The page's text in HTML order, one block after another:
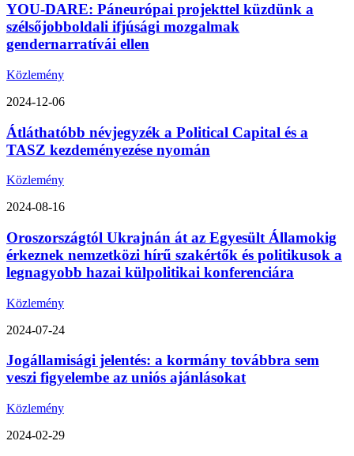
YOU-DARE: Páneurópai projekttel küzdünk a
szélsőjobboldali ifjúsági mozgalmak
gendernarratívái ellen
Közlemény
2024-12-06
Átláthatóbb névjegyzék a Political Capital és a
TASZ kezdeményezése nyomán
Közlemény
2024-08-16
Oroszországtól Ukrajnán át az Egyesült Államokig
érkeznek nemzetközi hírű szakértők és politikusok a
legnagyobb hazai külpolitikai konferenciára
Közlemény
2024-07-24
Jogállamisági jelentés: a kormány továbbra sem
veszi figyelembe az uniós ajánlásokat
Közlemény
2024-02-29